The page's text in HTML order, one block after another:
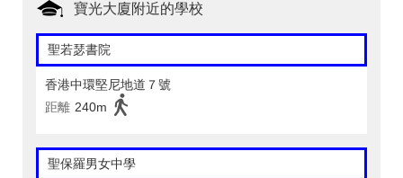
寶光大廈附近的學校
聖若瑟書院
香港中環堅尼地道７號
距離 240m
聖保羅男女中學